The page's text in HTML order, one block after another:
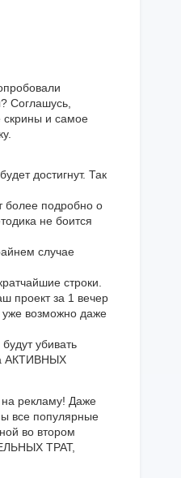
Соглашусь,
скрины и самое
достигнут. Так
более подробно о
не боится
случае
строки.
проект за 1 вечер
уже возможно даже
убивать
АКТИВНЫХ
рекламу! Даже
все популярные
во втором
ТРАТ,